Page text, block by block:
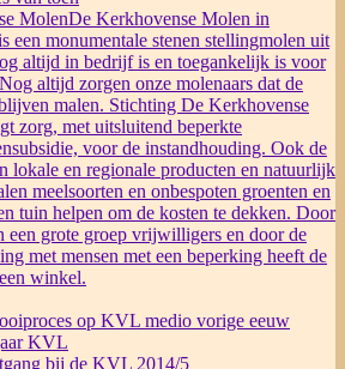
MolenDe Kerkhovense Molen in
een monumentale stenen stellingmolen uit
altijd in bedrijf is en toegankelijk is voor
altijd zorgen onze molenaars dat de
malen. Stichting De Kerkhovense
zorg, met uitsluitend beperkte
voor de instandhouding. Ook de
lokale en regionale producten en natuurlijk
meelsoorten en onbespoten groenten en
tuin helpen om de kosten te dekken. Door
een grote groep vrijwilligers en door de
met mensen met een beperking heeft de
winkel.
op KVL medio vorige eeuw
KVL
bij de KVL 2014/5